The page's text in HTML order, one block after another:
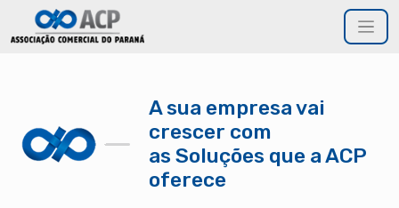
A sua empresa vai
crescer com
as Soluções que a ACP
oferece